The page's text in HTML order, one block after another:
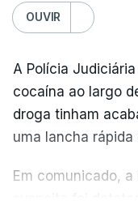
OUVIR
A Polícia
cocaína ao largo
droga tinham
uma lancha
Em comunicado,